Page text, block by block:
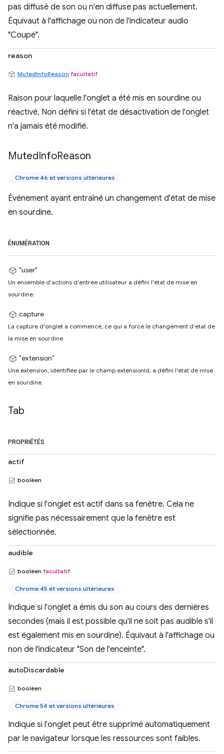
pas diffusé de son ou n'en diffuse pas actuellement.
Équivaut à l'affichage ou non de l'indicateur audio
"Coupé".
reason
MutedInfoReason facultatif
Raison pour laquelle l'onglet a été mis en sourdine ou
réactivé. Non défini si l'état de désactivation de l'onglet
n'a jamais été modifié.
MutedInfoReason
Chrome 46 et versions ultérieures
Événement ayant entraîné un changement d'état de mise
en sourdine.
ÉNUMÉRATION
"user"
Un ensemble d'actions d'entrée utilisateur a défini l'état de mise en
sourdine.
capture
La capture d'onglet a commencé, ce qui a forcé le changement d'état de
la mise en sourdine.
"extension"
Une extension, identifiée par le champ extensionId, a défini l'état de mise
en sourdine.
Tab
PROPRIÉTÉS
actif
booléen
Indique si l'onglet est actif dans sa fenêtre. Cela ne
signifie pas nécessairement que la fenêtre est
sélectionnée.
audible
booléen facultatif
Chrome 45 et versions ultérieures
Indique si l'onglet a émis du son au cours des dernières
secondes (mais il est possible qu'il ne soit pas audible s'il
est également mis en sourdine). Équivaut à l'affichage ou
non de l'indicateur "Son de l'enceinte".
autoDiscardable
booléen
Chrome 54 et versions ultérieures
Indique si l'onglet peut être supprimé automatiquement
par le navigateur lorsque les ressources sont faibles.